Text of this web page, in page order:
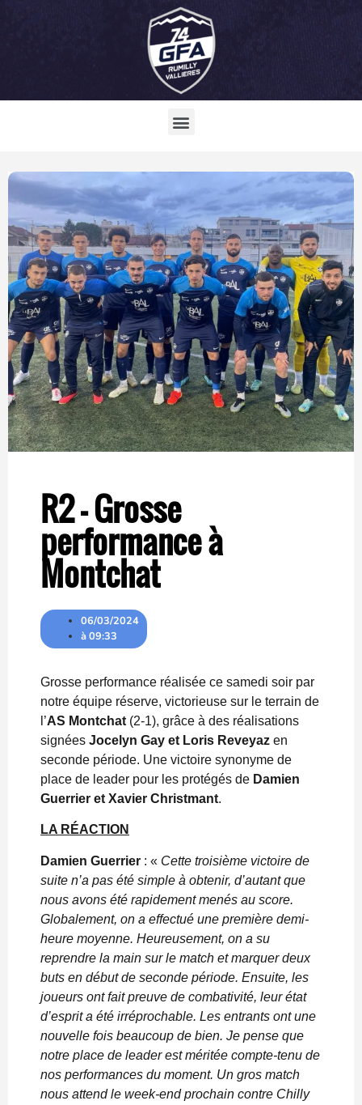
R2 – Grosse
performance à
Montchat
06/03/2024
à09:33
Grosse performance réalisée ce samedi soir par
notre équipe réserve, victorieuse sur le terrain de
l’AS Montchat (2-1), grâce à des réalisations
signées Jocelyn Gay et Loris Reveyaz en
seconde période. Une victoire synonyme de
place de leader pour les protégés de Damien
Guerrier et Xavier Christmant.
LA RÉACTION
Damien Guerrier : « Cette troisième victoire de
suite n’a pas été simple à obtenir, d’autant que
nous avons été rapidement menés au score.
Globalement, on a effectué une première demi-
heure moyenne. Heureusement, on a su
reprendre la main sur le match et marquer deux
buts en début de seconde période. Ensuite, les
joueurs ont fait preuve de combativité, leur état
d’esprit a été irréprochable. Les entrants ont une
nouvelle fois beaucoup de bien. Je pense que
notre place de leader est méritée compte-tenu de
nos performances du moment. Un gros match
nous attend le week-end prochain contre Chilly